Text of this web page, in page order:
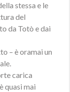
stessa e le
del
da Totò e dai
– è oramai un
carica
quasi mai